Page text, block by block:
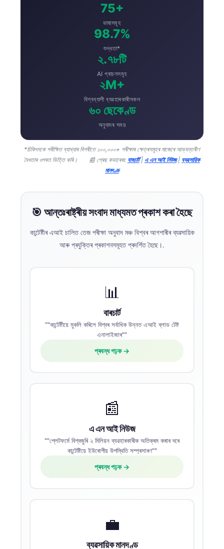
75+
ভাষাসমূহ
98.7%
শুদ্ধতা*
২.৭৮টি
AI প্ৰাচলসমূহ
২M+
বিশ্বব্যাপী ব্যৱহাৰকাৰীসকল
৬০ ছেকেণ্ড
অনুবাদৰ সময়
*চিকিৎসকে পৰীক্ষিত ব্যাখ্যাৰ বিপৰীতে ১০০,০০০+ পৰীক্ষাৰ ক্ষেত্ৰসমূহৰ মাজেৰে আভ্যন্তৰীণ
বৈধতাৰ ওপৰত ভিত্তি কৰি।
📰 প্ৰেছ কভাৰেজ: বাৰচাৰ্ট| এ এন আই নিউজ| ব্যৱসায়িক
মানদণ্ড
🎯 আন্তঃৰাষ্ট্ৰীয় সংবাদ মাধ্যমত প্ৰকাশ কৰা হৈছে
কান্টেষ্টীৰ এআই চালিত তেজ পৰীক্ষা অনুবাদ মঞ্চ বিশ্বৰ আগশাৰীৰ ব্যৱসায়িক
আৰু প্ৰযুক্তিৰ প্ৰকাশনসমূহত প্ৰদৰ্শিত হৈছে।.
📊
বাৰচাৰ্ট
""কান্টেষ্টীয়ে মুকলি কৰিলে বিশ্বৰ সৰ্বাধিক উন্নত এআই ব্লাড টেষ্ট
এনালাইজাৰ""
প্ৰবন্ধ পঢ়ক →
📰
এ এন আই নিউজ
""প্লেটফৰ্মে বিশ্বজুৰি ২ মিলিয়ন ব্যৱহাৰকাৰীক অতিক্ৰম কৰাৰ দৰে
কান্টেষ্টিয়ে ইউৰোপীয় উপস্থিতি সম্প্ৰসাৰণ""
প্ৰবন্ধ পঢ়ক →
💼
ব্যৱসায়িক মানদণ্ড